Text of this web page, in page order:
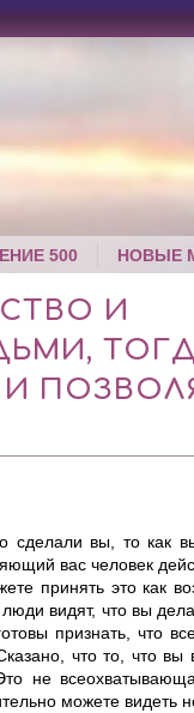
500 НОВЫЕ
И
сделали вы, то как
вас человек
принять это как
видят, что вы
признать, что
что то, что вы
не
можете видеть